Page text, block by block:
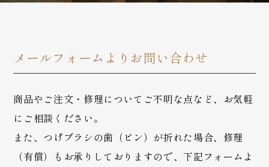
メールフォームよりお問い合わせ
商品やご注文・修理についてご不明な点など、お気軽
にご相談ください。
また、つげブラシの歯（ピン）が折れた場合、修理
（有償）もお承りしておりますので、下記フォームよ